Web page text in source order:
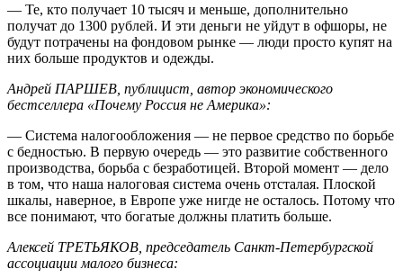
— Те, кто получает 10 тысяч и меньше, дополнительно
получат до 1300 рублей. И эти деньги не уйдут в офшоры, не
будут потрачены на фондовом рынке — люди просто купят на
них больше продуктов и одежды.
Андрей ПАРШЕВ, публицист, автор экономического
бестселлера «Почему Россия не Америка»:
— Система налогообложения — не первое средство по борьбе
с бедностью. В первую очередь — это развитие собственного
производства, борьба с безработицей. Второй момент — дело
в том, что наша налоговая система очень отсталая. Плоской
шкалы, наверное, в Европе уже нигде не осталось. Потому что
все понимают, что богатые должны платить больше.
Алексей ТРЕТЬЯКОВ, председатель Санкт-Петербургской
ассоциации малого бизнеса: